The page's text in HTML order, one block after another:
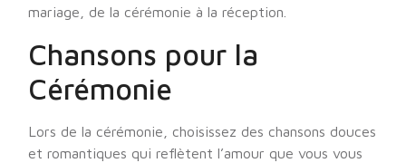
mariage, de la cérémonie à la réception.
Chansons pour la
Cérémonie
Lors de la cérémonie, choisissez des chansons douces
et romantiques qui reflètent l’amour que vous vous